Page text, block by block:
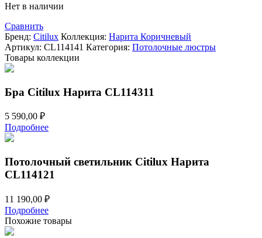
Нет в наличии
Сравнить
Бренд: Citilux Коллекция: Нарита Коричневый
Артикул: CL114141 Категория: Потолочные люстры
Товары коллекции
Бра Citilux Нарита CL114311
5 590,00 ₽
Подробнее
Потолочный светильник Citilux Нарита
CL114121
11 190,00 ₽
Подробнее
Похожие товары